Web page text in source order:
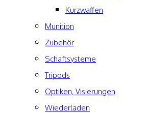
Kurzwaffen
Munition
Zubehör
Schaftsysteme
Tripods
Optiken, Visierungen
Wiederladen